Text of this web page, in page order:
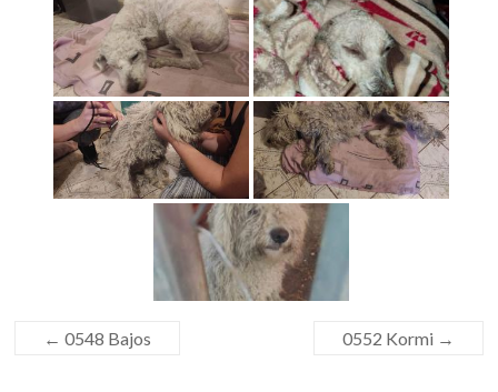
← 0548 Bajos 0552 Kormi →